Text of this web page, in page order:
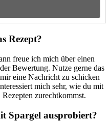
Rezept?
freue ich mich über einen
Bewertung. Nutze gerne das
eine Nachricht zu schicken
mich sehr, wie du mit
zurechtkommst.
Spargel ausprobiert?